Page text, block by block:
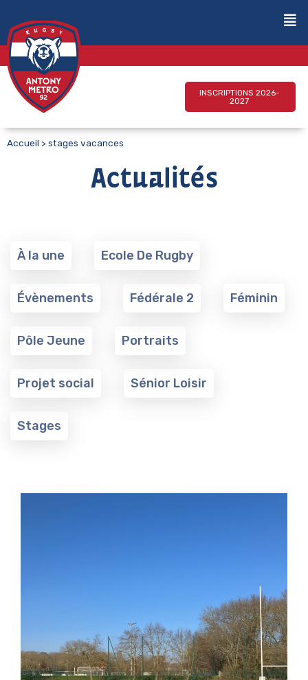
INSCRIPTIONS 2026-
2027
Accueil >stages vacances
Actualités
À la une Ecole De Rugby
Évènements Fédérale 2 Féminin
Pôle Jeune Portraits
Projet social Sénior Loisir
Stages